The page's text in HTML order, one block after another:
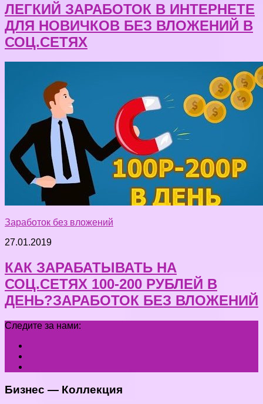
ЛЕГКИЙ ЗАРАБОТОК В ИНТЕРНЕТЕ
ДЛЯ НОВИЧКОВ БЕЗ ВЛОЖЕНИЙ В
СОЦ.СЕТЯХ
Заработок без вложений
27.01.2019
КАК ЗАРАБАТЫВАТЬ НА
СОЦ.СЕТЯХ 100-200 РУБЛЕЙ В
ДЕНЬ?ЗАРАБОТОК БЕЗ ВЛОЖЕНИЙ
Следите за нами:
Бизнес — Коллекция